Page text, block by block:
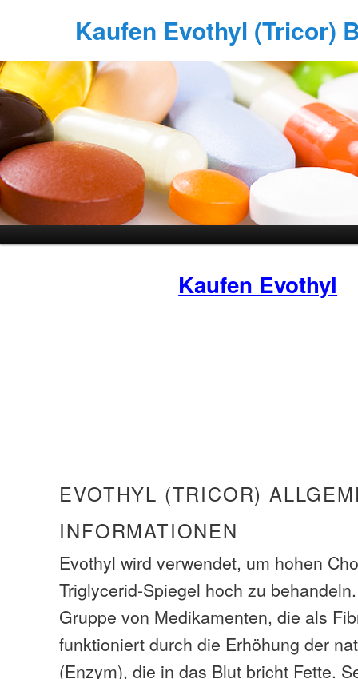
Kaufen Evothyl (Tricor)
Kaufen Evothyl
EVOTHYL (TRICOR)
INFORMATIONEN
Evothyl wird verwendet, um hohen
Triglycerid-Spiegel hoch zu
Gruppe von Medikamenten, die als
funktioniert durch die Erhöhung der
(Enzym), die in das Blut bricht Fette.